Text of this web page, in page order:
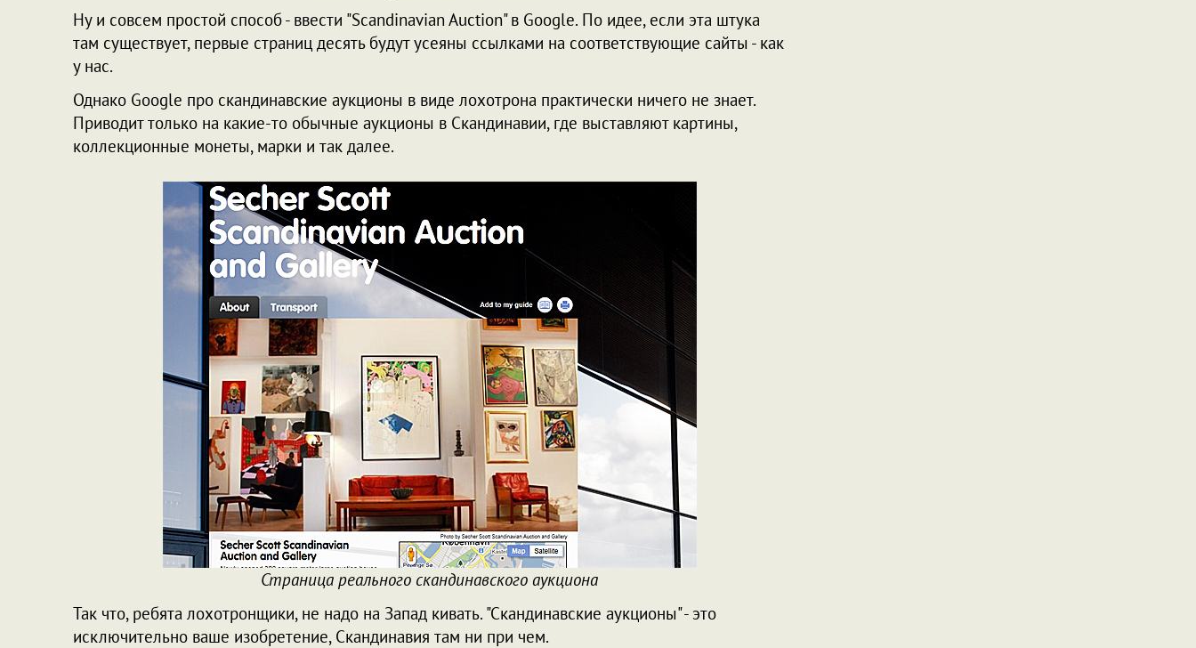
Ну и совсем простой способ - ввести "Scandinavian Auction" в Google. По идее, если эта штука
там существует, первые страниц десять будут усеяны ссылками на соответствующие сайты - как
у нас.
Однако Google про скандинавские аукционы в виде лохотрона практически ничего не знает.
Приводит только на какие-то обычные аукционы в Скандинавии, где выставляют картины,
коллекционные монеты, марки и так далее.
Страница реального скандинавского аукциона
Так что, ребята лохотронщики, не надо на Запад кивать. "Скандинавские аукционы" - это
исключительно ваше изобретение, Скандинавия там ни при чем.